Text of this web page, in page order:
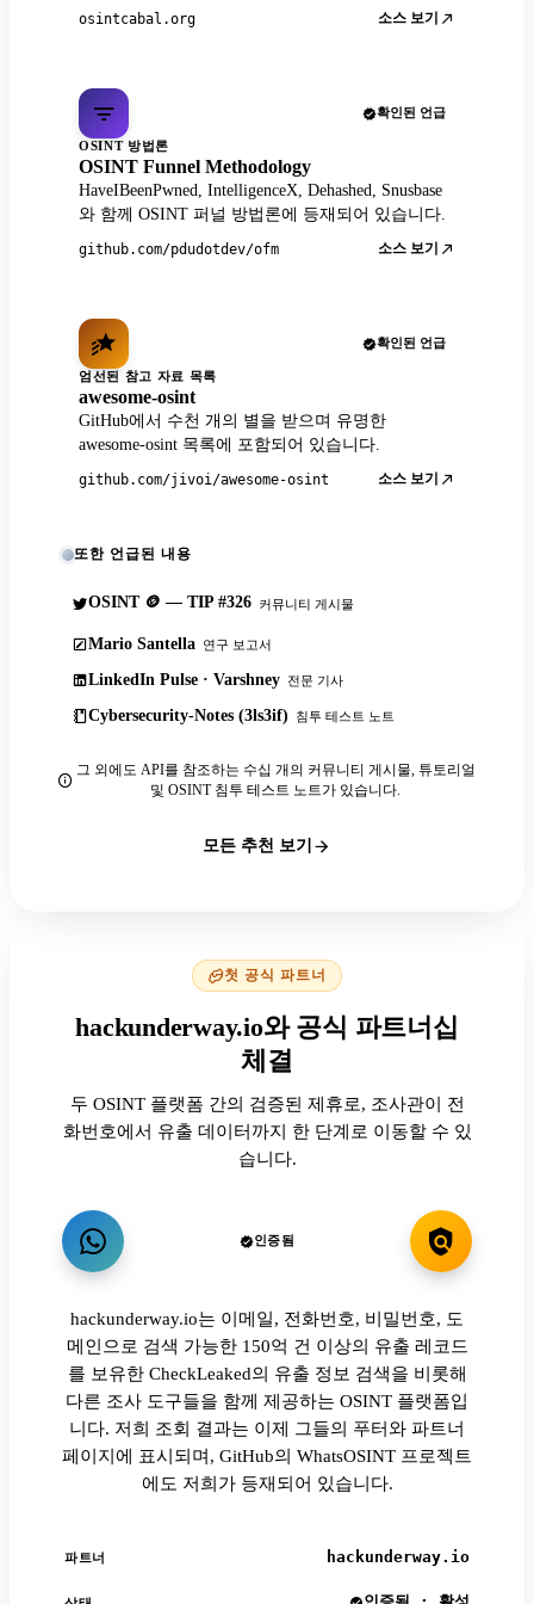
osintcabal.org 소스 보기
확인된 언급
OSINT 방법론
OSINT Funnel Methodology
HaveIBeenPwned, IntelligenceX, Dehashed, Snusbase
와 함께 OSINT 퍼널 방법론에 등재되어 있습니다.
github.com/pdudotdev/ofm 소스 보기
확인된 언급
엄선된 참고 자료 목록
awesome-osint
GitHub에서 수천 개의 별을 받으며 유명한
awesome-osint 목록에 포함되어 있습니다.
github.com/jivoi/awesome-osint 소스 보기
또한 언급된 내용
OSINT 🪙 — TIP #326 커뮤니티 게시물
Mario Santella 연구 보고서
LinkedIn Pulse · Varshney 전문 기사
Cybersecurity-Notes (3ls3if) 침투 테스트 노트
그 외에도 API를 참조하는 수십 개의 커뮤니티 게시물, 튜토리얼
및 OSINT 침투 테스트 노트가 있습니다.
모든 추천 보기
첫 공식 파트너
hackunderway.io와 공식 파트너십
체결
두 OSINT 플랫폼 간의 검증된 제휴로, 조사관이 전
화번호에서 유출 데이터까지 한 단계로 이동할 수 있
습니다.
인증됨
hackunderway.io는 이메일, 전화번호, 비밀번호, 도
메인으로 검색 가능한 150억 건 이상의 유출 레코드
를 보유한 CheckLeaked의 유출 정보 검색을 비롯해
다른 조사 도구들을 함께 제공하는 OSINT 플랫폼입
니다. 저희 조회 결과는 이제 그들의 푸터와 파트너
페이지에 표시되며, GitHub의 WhatsOSINT 프로젝트
에도 저희가 등재되어 있습니다.
파트너 hackunderway.io